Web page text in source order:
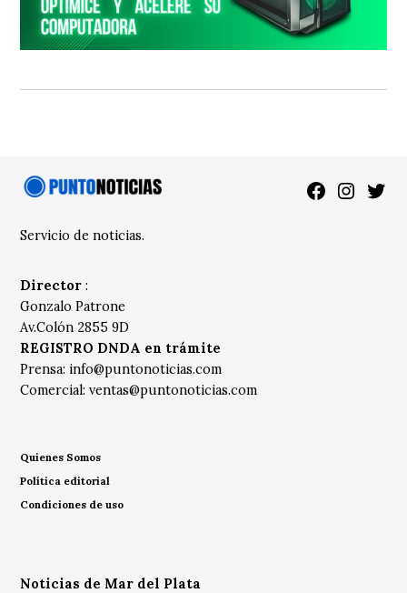
Facebook
Servicio de noticias.
Director :
Gonzalo Patrone
Av.Colón 2855 9D
REGISTRO DNDA en trámite
Prensa: info@puntonoticias.com
Comercial:ventas@puntonoticias.com
Quienes Somos
Política editorial
Condiciones de uso
Noticias de Mar del Plata